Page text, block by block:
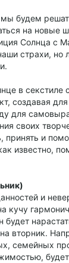
будем
на новые
Солнца с
страхи, но
в секстиле
создавая
для
своих
принять и
известно,
и
кучу
вторник.
семейных